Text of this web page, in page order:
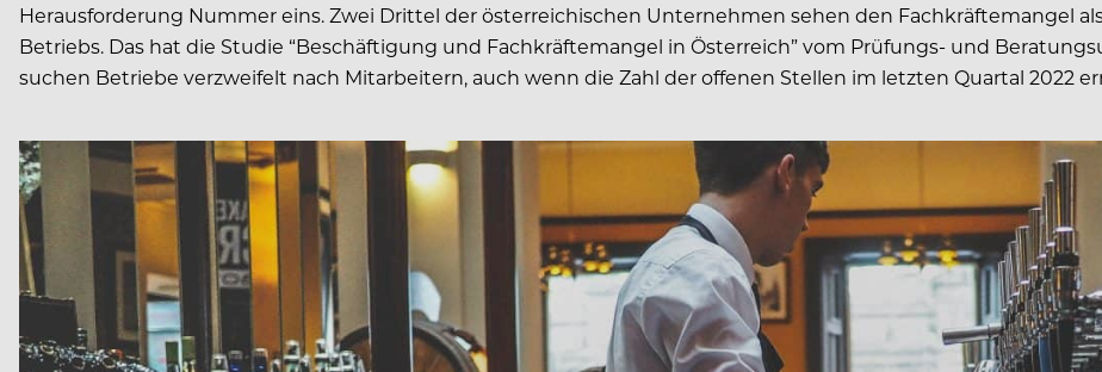
Herausforderung Nummer eins. Zwei Drittel der österreichischen Unternehmen sehen den Fachkräftemangel
Betriebs. Das hat die Studie “Beschäftigung und Fachkräftemangel in Österreich” vom Prüfungs- und
suchen Betriebe verzweifelt nach Mitarbeitern, auch wenn die Zahl der offenen Stellen im letzten Quartal 2022